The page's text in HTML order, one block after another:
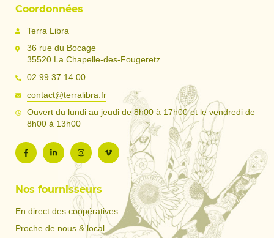
Coordonnées
Terra Libra
36 rue du Bocage
35520 La Chapelle-des-Fougeretz
02 99 37 14 00
contact@terralibra.fr
Ouvert du lundi au jeudi de 8h00 à 17h00 et le vendredi de
8h00 à 13h00
Nos fournisseurs
En direct des coopératives
Proche de nous & local